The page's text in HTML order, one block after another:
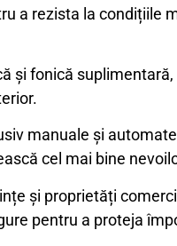
a rezista la condițiile
și fonică
manuale și
cel mai bine
și proprietăți
pentru a proteja